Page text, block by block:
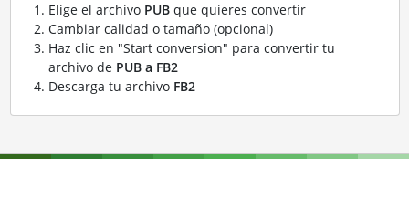
Elige el archivo PUBque quieres convertir
Cambiar calidad o tamaño (opcional)
Haz clic en "Start conversion" para convertir tu
archivo de PUB a FB2
Descarga tu archivo FB2